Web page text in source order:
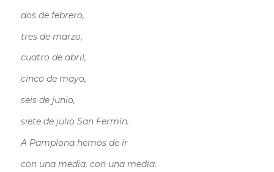
dos de febrero,
tres de marzo,
cuatro de abril,
cinco de mayo,
seis de junio,
siete de julio San Fermín.
A Pamplona hemos de ir
con una media, con una media.